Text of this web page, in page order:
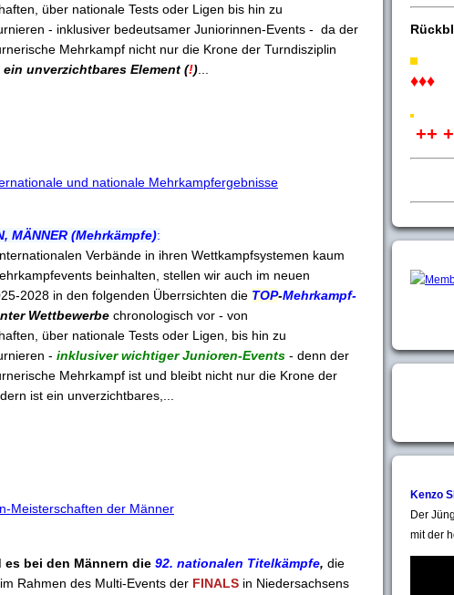
über nationale Tests oder Ligen bis hin zu
- inklusiver bedeutsamer Juniorinnen-Events - da der
Mehrkampf nicht nur die Krone der Turndisziplin
ein unverzichtbares Element (!)
und nationale Mehrkampfergebnisse
MÄNNER (Mehrkämpfe):
Verbände in ihren Wettkampfsystemen kaum
beinhalten, stellen wir auch im neuen
2028 in den folgenden Überrsichten die TOP-Mehrkampf-
Wettbewerbe chronologisch vor - von
über nationale Tests oder Ligen, bis hin zu
- inklusiver wichtiger Junioren-Events - denn der
Mehrkampf ist und bleibt nicht nur die Krone der
ist ein unverzichtbares,...
Meisterschaften der Männer
es bei den Männern die 92. nationalen Titelkämpfe, die
Rahmen des Multi-Events der FINALS in Niedersachsens
♦♦♦
++ +
Kenzo
Der
mit der